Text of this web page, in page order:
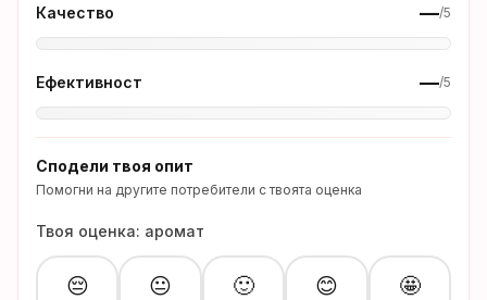
Качество —/5
Ефективност —/5
Сподели твоя опит
Помогни на другите потребители с твоята оценка
Твоя оценка: аромат
😔 😐 🙂 😊 🤩